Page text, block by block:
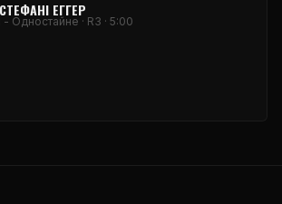
ЕГГЕР
- Одностайне · R3 · 5:00